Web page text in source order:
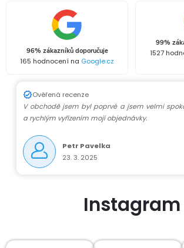
96% zákazníků doporučuje
165 hodnocení na Google.cz
99%
1527
Ověřená recenze
V obchodě jsem byl poprvé a jsem velmi
a rychlým vyřízením mojí objednávky.
Petr Pavelka
23. 3. 2025
Instagram